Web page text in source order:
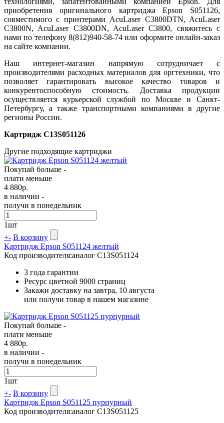
приобретения оригинального картриджа Epson S051126,
совместимого с принтерами AcuLaser C3800DTN, AcuLaser
C3800N, AcuLaser C3800DN, AcuLaser C3800, свяжитесь с
нами по телефону 8(812)940-58-74 или оформите онлайн-заказ
на сайте компании.
Наш интернет-магазин напрямую сотрудничает с
производителями расходных материалов для оргтехники, что
позволяет гарантировать высокое качество товаров и
конкурентоспособную стоимость. Доставка продукции
осуществляется курьерской службой по Москве и Санкт-
Петербургу, а также транспортными компаниями в другие
регионы России.
Картридж C13S051126
Другие подходящие картриджи
Покупай больше -
плати меньше
4 880р.
в наличии -
получи в понедельник
1шт
+- В корзину
Картридж Epson S051124 желтый
Код производителя:аналог C13S051124
3 года гарантии
Ресурс цветной 9000 страниц
Закажи доставку на завтра, 10 августа
или получи товар в нашем магазине
Покупай больше -
плати меньше
4 880р.
в наличии -
получи в понедельник
1шт
+- В корзину
Картридж Epson S051125 пурпурный
Код производителя:аналог C13S051125